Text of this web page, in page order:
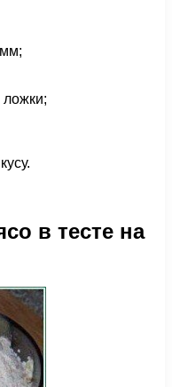
ложки;
в тесте на